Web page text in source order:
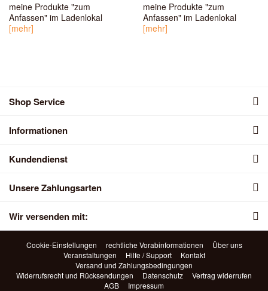
meine Produkte "zum
Anfassen" im Ladenlokal
[mehr]
meine Produkte "zum
Anfassen" im Ladenlokal
[mehr]
Shop Service
Informationen
Kundendienst
Unsere Zahlungsarten
Wir versenden mit:
Cookie-Einstellungen rechtliche Vorabinformationen
Über uns
Veranstaltungen
Hilfe / Support
Kontakt
Versand und Zahlungsbedingungen
Widerrufsrecht und Rücksendungen
Datenschutz
Vertrag widerrufen
AGB
Impressum